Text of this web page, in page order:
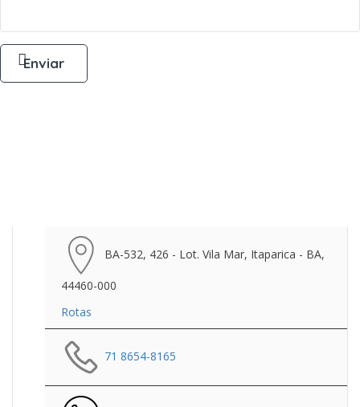
BA-532, 426 - Lot. Vila Mar, Itaparica - BA,
44460-000
Rotas
71 8654-8165